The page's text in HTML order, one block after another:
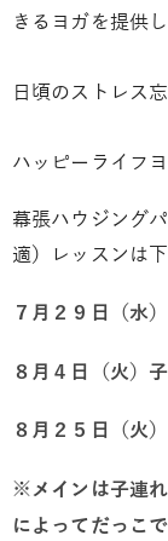
きるヨガを提供
日頃のストレス
ハッピーライフ
幕張ハウジング
適）レッスンは
７月２９日（水
８月４日（火）
８月２５日（火
※メインは子連
によってだっこ